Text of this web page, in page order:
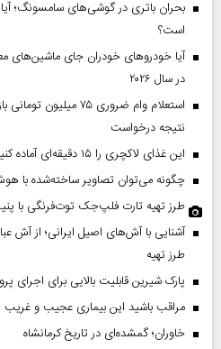
است؟
آیا خودروهای خودران جای ماشین‌های
در سال ۲۰۲۶
استعلام وام ضروری ۷۵
نتیجه درخواست
این غذای لاکچری را ۱۵ دقیقه‌ای آماده کنید
چگونه می‌توان تصاویر ساخته‌شده با
طرز تهیه تارت فلپ‌جک توت‌فرنگی با
آشنایی با آش‌های اصیل ایرانی؛ از آش
طرز تهیه
پارک شیرین قابلیت‌ بالایی برای اجرای
مراقب باشید این بیماری عجیب و غریب
خاوران؛ گمشده‌ای در تاریخ کرمانشاه